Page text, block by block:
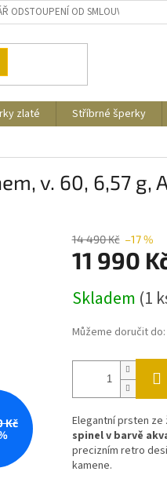
ODSTOUPENÍ OD SMLOUVY
zlaté Stříbrné šperky
v. 60, 6,57 g,
Kč
14 490 Kč –17 %
11 990
cena:
Skladem (1
Můžeme doručit do:
Elegantní prsten
spinel v barvě
precizním retro
kamene.